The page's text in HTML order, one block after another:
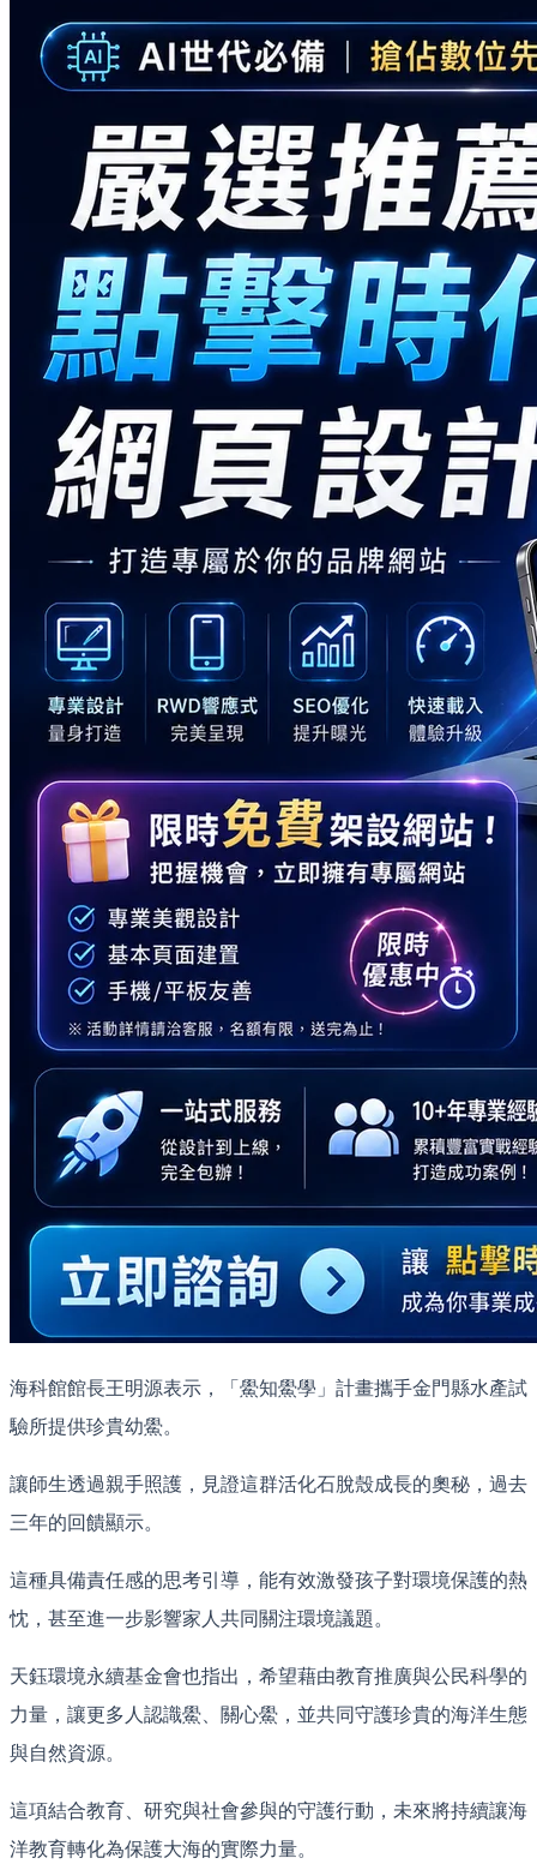
海科館館長王明源表示，「鱟知鱟學」計畫攜手金門縣水產試
驗所提供珍貴幼鱟。
讓師生透過親手照護，見證這群活化石脫殼成長的奧秘，過去
三年的回饋顯示。
這種具備責任感的思考引導，能有效激發孩子對環境保護的熱
忱，甚至進一步影響家人共同關注環境議題。
天鈺環境永續基金會也指出，希望藉由教育推廣與公民科學的
力量，讓更多人認識鱟、關心鱟，並共同守護珍貴的海洋生態
與自然資源。
這項結合教育、研究與社會參與的守護行動，未來將持續讓海
洋教育轉化為保護大海的實際力量。